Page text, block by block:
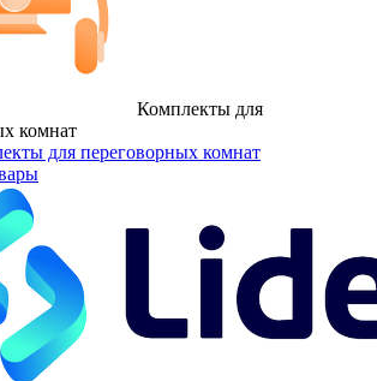
Комплекты для
комнат
для переговорных комнат